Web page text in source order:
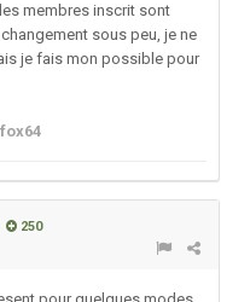
membres inscrit sont
sous peu, je ne
je fais mon possible pour
250